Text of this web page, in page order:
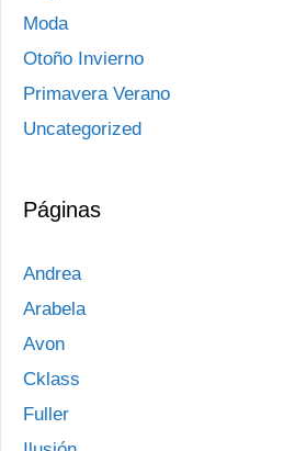
Moda
Otoño Invierno
Primavera Verano
Uncategorized
Páginas
Andrea
Arabela
Avon
Cklass
Fuller